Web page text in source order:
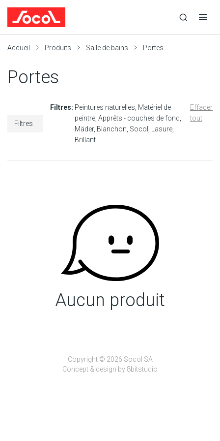
recherche
recherche
navigation
Accueil Produits Salle de bains Portes
Portes
Filtres
Filtres: Peintures naturelles Matériel de
peintre Apprêts - couches de fond
Mäder Blanchon Socol
Lasure
Brillant
Effacer
tout
Aucun produit
Copyright © 2026 Socol SA
Concept & design by 8bitstudio